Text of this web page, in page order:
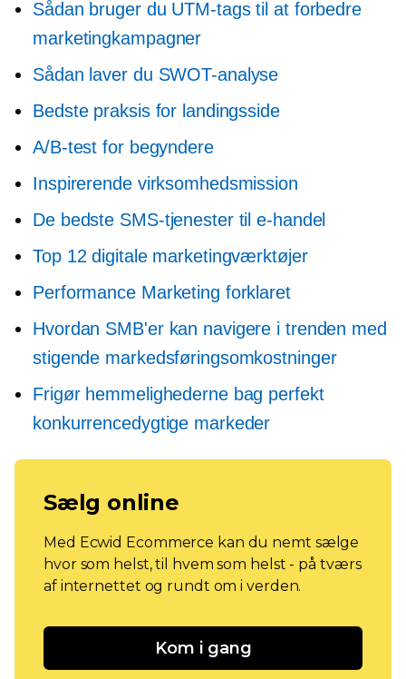
Sådan bruger du UTM-tags til at forbedre
marketingkampagner
Sådan laver du SWOT-analyse
Bedste praksis for landingsside
A/B-test for begyndere
Inspirerende virksomhedsmission
De bedste SMS-tjenester til e-handel
Top 12 digitale marketingværktøjer
Performance Marketing forklaret
Hvordan SMB'er kan navigere i trenden med
stigende markedsføringsomkostninger
Frigør hemmelighederne bag perfekt
konkurrencedygtige markeder
Sælg online
Med Ecwid Ecommerce kan du nemt sælge
hvor som helst, til hvem som helst - på tværs
af internettet og rundt om i verden.
Kom i gang